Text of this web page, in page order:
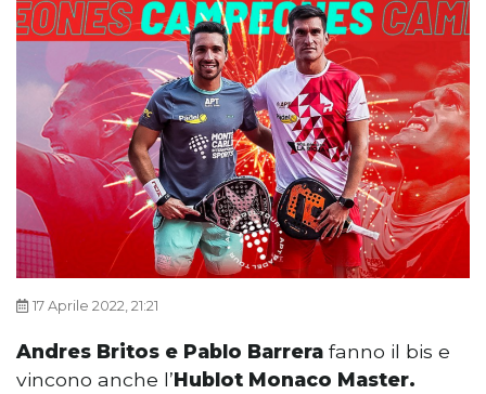
17 Aprile 2022, 21:21
Andres Britos e Pablo Barrera fanno il bis e
vincono anche l’Hublot Monaco Master.